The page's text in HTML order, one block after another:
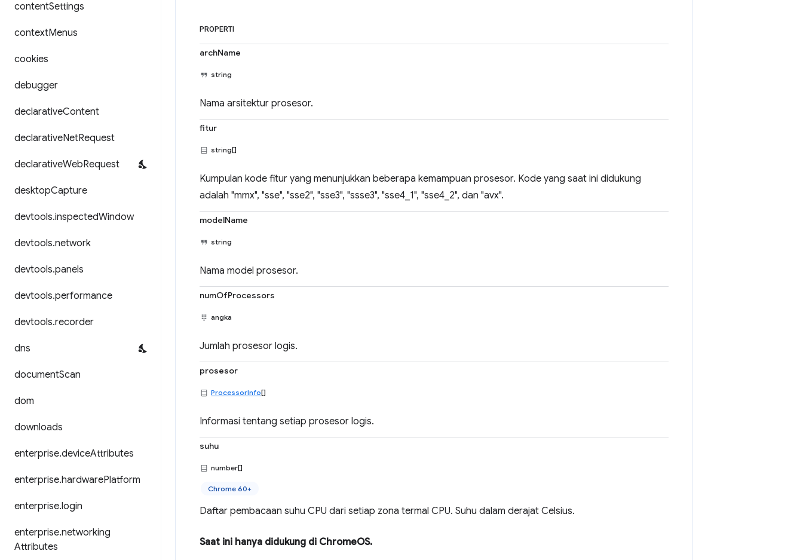
contentSettings
contextMenus
cookies
debugger
declarativeContent
declarativeNetRequest
declarativeWebRequest
desktopCapture
devtools.inspectedWindow
devtools.network
devtools.panels
devtools.performance
devtools.recorder
dns
documentScan
dom
downloads
enterprise.deviceAttributes
enterprise.hardwarePlatform
enterprise.login
enterprise.networking
Attributes
PROPERTI
archName
string
Nama arsitektur prosesor.
fitur
string[]
Kumpulan kode fitur yang menunjukkan beberapa kemampuan prosesor. Kode yang saat ini didukung
adalah "mmx", "sse", "sse2", "sse3", "ssse3", "sse4_1", "sse4_2", dan "avx".
modelName
string
Nama model prosesor.
numOfProcessors
angka
Jumlah prosesor logis.
prosesor
ProcessorInfo[]
Informasi tentang setiap prosesor logis.
suhu
number[]
Chrome 60+
Daftar pembacaan suhu CPU dari setiap zona termal CPU. Suhu dalam derajat Celsius.
Saat ini hanya didukung di ChromeOS.